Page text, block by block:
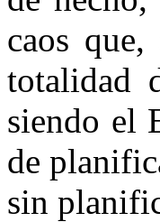
caos
totalidad
siendo el
de
sin